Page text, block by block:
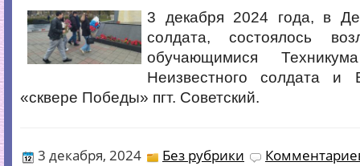
3 декабря 2024 года, в
солдата, состоялось
обучающимися
Неизвестного солдата и
«сквере Победы» пгт. Советский.
3 декабря, 2024 Без рубрики